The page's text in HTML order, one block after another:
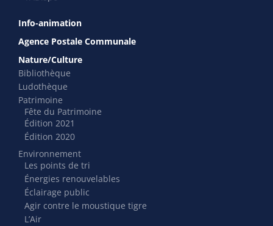
Info-animation
Agence Postale Communale
Nature/Culture
Bibliothèque
Ludothèque
Patrimoine
Fête du Patrimoine
Édition 2021
Édition 2020
Environnement
Les points de tri
Énergies renouvelables
Éclairage public
Agir contre le moustique tigre
L’Air